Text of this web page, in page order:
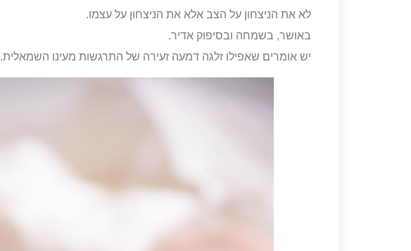
לא את הניצחון על הצב אלא את הניצחון על עצמו.
באושר, בשמחה ובסיפוק אדיר.
יש אומרים שאפילו זלגה דמעה זעירה של התרגשות מעינו השמאלית.